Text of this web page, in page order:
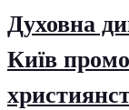
Духовна
Київ